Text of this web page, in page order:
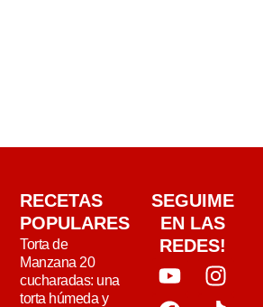
RECETAS
POPULARES
Torta de
Manzana 20
cucharadas: una
torta húmeda y
SEGUIME
EN LAS
REDES!